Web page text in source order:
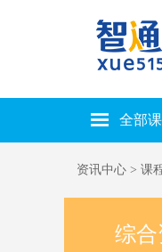
全部
资讯中心 > 课
综合